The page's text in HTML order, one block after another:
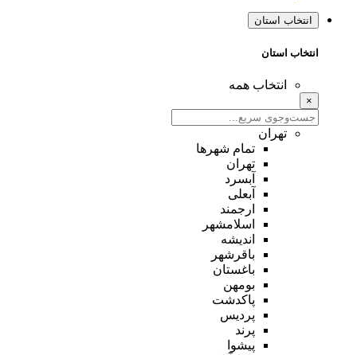
انتخاب استان
انتخاب استان
انتخاب همه
×
تهران
تمام شهر‌ها
تهران
آبسرد
آبعلی
ارجمند
اسلامشهر
اندیشه
باقرشهر
باغستان
بومهن
پاکدشت
پردیس
پرند
پیشوا